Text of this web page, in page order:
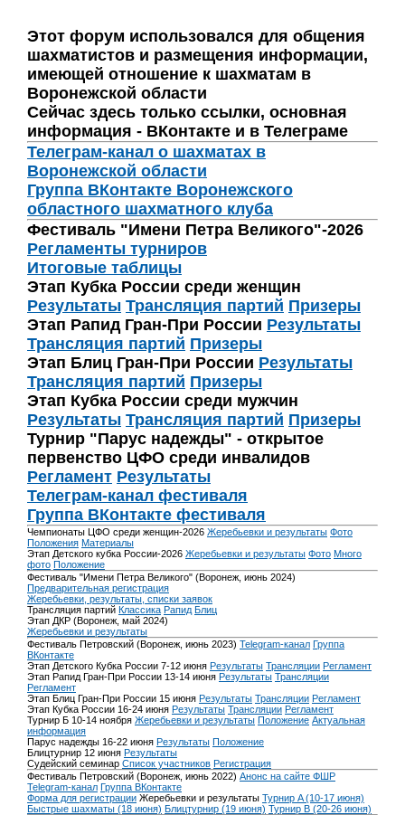
Этот форум использовался для общения
шахматистов и размещения информации,
имеющей отношение к шахматам в
Воронежской области
Сейчас здесь только ссылки, основная
информация - ВКонтакте и в Телеграме
Телеграм-канал о шахматах в
Воронежской области
Группа ВКонтакте Воронежского
областного шахматного клуба
Фестиваль "Имени Петра Великого"-2026
Регламенты турниров
Итоговые таблицы
Этап Кубка России среди женщин
Результаты Трансляция партий Призеры
Этап Рапид Гран-При России Результаты
Трансляция партий Призеры
Этап Блиц Гран-При России Результаты
Трансляция партий Призеры
Этап Кубка России среди мужчин
Результаты Трансляция партий Призеры
Турнир "Парус надежды" - открытое
первенство ЦФО среди инвалидов
Регламент Результаты
Телеграм-канал фестиваля
Группа ВКонтакте фестиваля
Чемпионаты ЦФО среди женщин-2026 Жеребьевки и результаты Фото
Положения Материалы
Этап Детского кубка России-2026 Жеребьевки и результаты Фото Много
фото Положение
Фестиваль "Имени Петра Великого" (Воронеж, июнь 2024)
Предварительная регистрация
Жеребьевки, результаты, списки заявок
Трансляция партий Классика Рапид Блиц
Этап ДКР (Воронеж, май 2024)
Жеребьевки и результаты
Фестиваль Петровский (Воронеж, июнь 2023) Telegram-канал Группа
ВКонтакте
Этап Детского Кубка России 7-12 июня Результаты Трансляции Регламент
Этап Рапид Гран-При России 13-14 июня Результаты Трансляции
Регламент
Этап Блиц Гран-При России 15 июня Результаты Трансляции Регламент
Этап Кубка России 16-24 июня Результаты Трансляции Регламент
Турнир Б 10-14 ноября Жеребьевки и результаты Положение Актуальная
информация
Парус надежды 16-22 июня Результаты Положение
Блицтурнир 12 июня Результаты
Судейский семинар Список участников Регистрация
Фестиваль Петровский (Воронеж, июнь 2022) Анонс на сайте ФШР
Telegram-канал Группа ВКонтакте
Форма для регистрации Жеребьевки и результаты Турнир A (10-17 июня)
Быстрые шахматы (18 июня) Блицтурнир (19 июня) Турнир B (20-26 июня)